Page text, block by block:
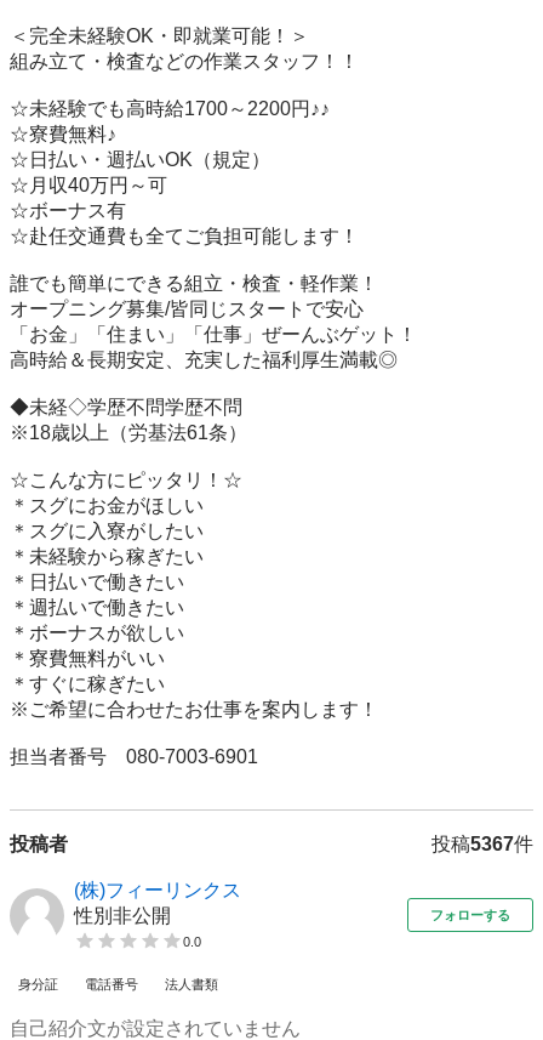
＜完全未経験OK・即就業可能！＞
組み立て・検査などの作業スタッフ！！
☆未経験でも高時給1700～2200円♪♪
☆寮費無料♪
☆日払い・週払いOK（規定）
☆月収40万円～可
☆ボーナス有
☆赴任交通費も全てご負担可能します！
誰でも簡単にできる組立・検査・軽作業！
オープニング募集/皆同じスタートで安心
「お金」「住まい」「仕事」ぜーんぶゲット！
高時給＆長期安定、充実した福利厚生満載◎
◆未経◇学歴不問学歴不問
※18歳以上（労基法61条）
☆こんな方にピッタリ！☆
＊スグにお金がほしい
＊スグに入寮がしたい
＊未経験から稼ぎたい
＊日払いで働きたい
＊週払いで働きたい
＊ボーナスが欲しい
＊寮費無料がいい
＊すぐに稼ぎたい
※ご希望に合わせたお仕事を案内します！
担当者番号　080-7003-6901
投稿者 投稿5367件
(株)フィーリンクス
性別非公開
0.0
フォローする
身分証 電話番号 法人書類
自己紹介文が設定されていません